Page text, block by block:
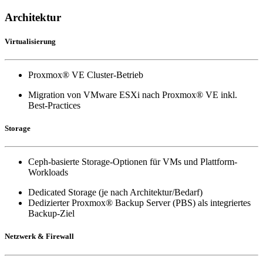
Architektur
Virtualisierung
Proxmox® VE Cluster-Betrieb
Migration von VMware ESXi nach Proxmox® VE inkl.
Best-Practices
Storage
Ceph-basierte Storage-Optionen für VMs und Plattform-
Workloads
Dedicated Storage (je nach Architektur/Bedarf)
Dedizierter Proxmox® Backup Server (PBS) als integriertes
Backup-Ziel
Netzwerk & Firewall